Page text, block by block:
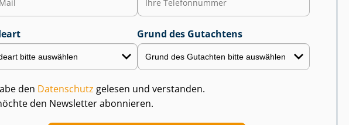
Grund des Gutachtens
den Datenschutz gelesen und verstanden.
den Newsletter abonnieren.